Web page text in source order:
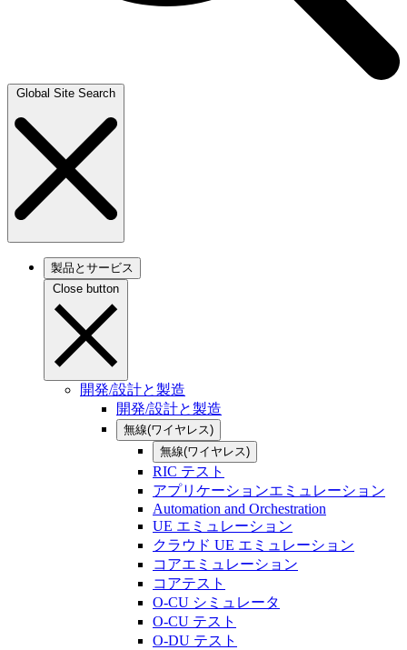
Global Site Search
製品とサービス
Close button
開発/設計と製造
開発/設計と製造
無線(ワイヤレス)
無線(ワイヤレス)
RIC テスト
アプリケーションエミュレーション
Automation and Orchestration
UE エミュレーション
クラウド UE エミュレーション
コアエミュレーション
コアテスト
O-CU シミュレータ
O-CU テスト
O-DU テスト